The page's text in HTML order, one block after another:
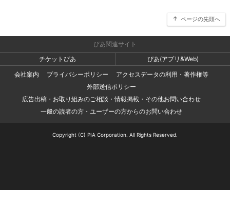
ページの先頭へ
ぴあ関連サイト
チケットぴあ
ぴあ(アプリ&Web)
会社案内
プライバシーポリシー
アクセスデータの利用・著作権等
外部送信ポリシー
広告出稿・お取り組みのご相談・情報掲載・その他お問い合わせ
一般の読者の方・ユーザーの方からのお問い合わせ
Copyright (C) PIA Corporation. All Rights Reserved.